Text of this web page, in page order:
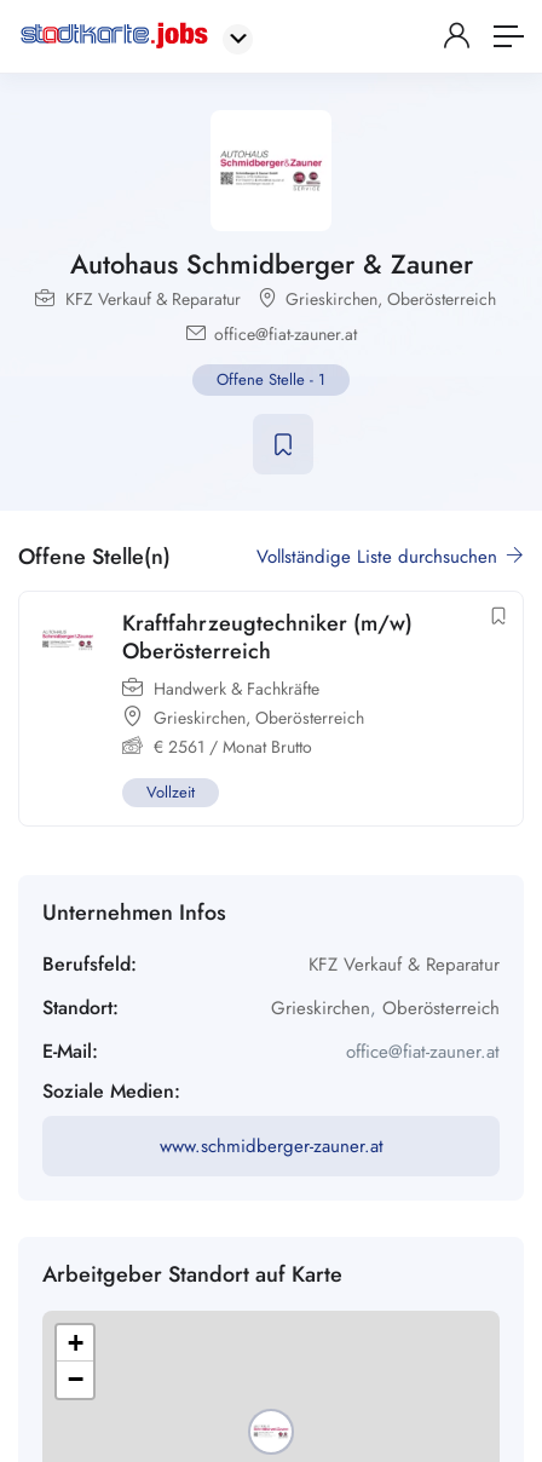
Autohaus Schmidberger & Zauner
KFZ Verkauf & Reparatur Grieskirchen, Oberösterreich
office@fiat-zauner.at
Offene Stelle - 1
Offene Stelle(n) Vollständige Liste durchsuchen
Kraftfahrzeugtechniker (m/w)
Oberösterreich
Handwerk & Fachkräfte
Grieskirchen, Oberösterreich
€ 2561 / Monat Brutto
Vollzeit
Unternehmen Infos
Berufsfeld: KFZ Verkauf & Reparatur
Standort: Grieskirchen, Oberösterreich
E-Mail: office@fiat-zauner.at
Soziale Medien:
www.schmidberger-zauner.at
Arbeitgeber Standort auf Karte
+
−